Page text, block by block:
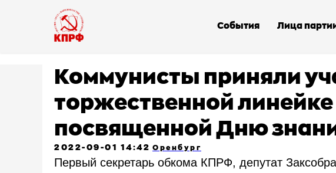
События Лица
Коммунисты приняли
торжественной
посвященной Дню
2022-09-01 14:42 Оренбург
Первый секретарь обкома КПРФ, депутат